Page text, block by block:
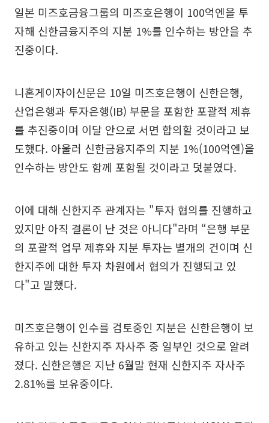
일본 미즈호금융그룹의 미즈호은행이 100억엔을 투
자해 신한금융지주의 지분 1%를 인수하는 방안을 추
진중이다.
니혼게이자이신문은 10일 미즈호은행이 신한은행,
산업은행과 투자은행(IB) 부문을 포함한 포괄적 제휴
를 추진중이며 이달 안으로 서면 합의할 것이라고 보
도했다. 아울러 신한금융지주의 지분 1%(100억엔)을
인수하는 방안도 함께 포함될 것이라고 덧붙였다.
이에 대해 신한지주 관계자는 "투자 협의를 진행하고
있지만 아직 결론이 난 것은 아니다"라며 “은행 부문
의 포괄적 업무 제휴와 지분 투자는 별개의 건이며 신
한지주에 대한 투자 차원에서 협의가 진행되고 있
다"고 말했다.
미즈호은행이 인수를 검토중인 지분은 신한은행이 보
유하고 있는 신한지주 자사주 중 일부인 것으로 알려
졌다. 신한은행은 지난 6월말 현재 신한지주 자사주
2.81%를 보유중이다.